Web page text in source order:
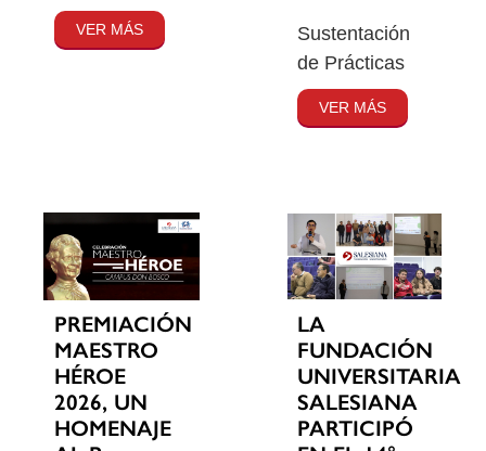
VER MÁS
Sustentación
de Prácticas
VER MÁS
PREMIACIÓN
MAESTRO
HÉROE
2026, UN
HOMENAJE
LA
FUNDACIÓN
UNIVERSITARIA
SALESIANA
PARTICIPÓ